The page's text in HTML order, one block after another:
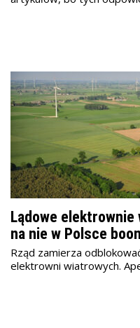
Lądowe elektrownie
na nie w Polsce
Rząd zamierza
elektrowni wiatrowych.